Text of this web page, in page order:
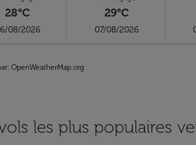
28°C
08/2026
29°C
07/08/2026
: OpenWeatherMap.org
les plus populaires